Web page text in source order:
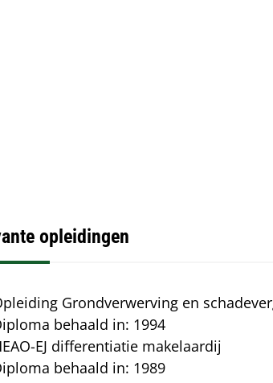
opleidingen
Grondverwerving en
behaald in: 1994
EJ differentiatie makelaardij
behaald in: 1989